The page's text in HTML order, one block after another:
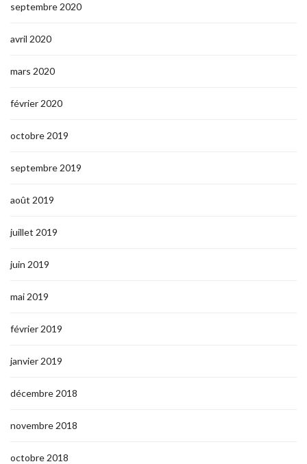
septembre 2020
avril 2020
mars 2020
février 2020
octobre 2019
septembre 2019
août 2019
juillet 2019
juin 2019
mai 2019
février 2019
janvier 2019
décembre 2018
novembre 2018
octobre 2018